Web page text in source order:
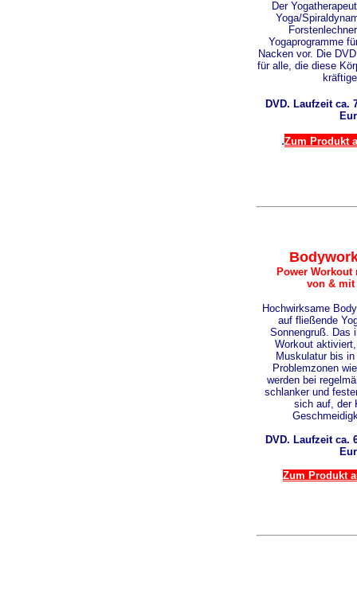
Der
Yoga/
Yogaprogramme
Nacken vor. Die
für alle, die diese
DVD. Laufzeit ca.
.Zum Produkt
Power Workout
von & mit
Hochwirksame
auf fließende
Sonnengruß. Das
Workout
Muskulatur bis
Problemzonen
werden bei
schlanker und
sich auf, der
DVD. Laufzeit ca.
Zum Produkt